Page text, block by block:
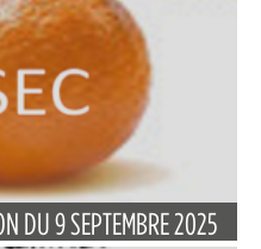
DU 9 SEPTEMBRE 2025